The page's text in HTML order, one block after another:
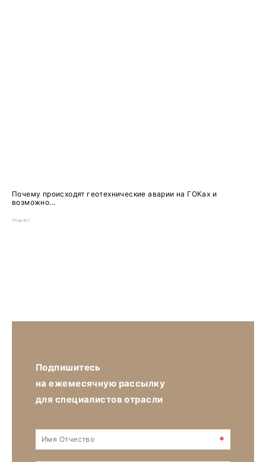
Почему происходят геотехнические аварии на ГОКах и
возможно...
Подкаст
Подпишитесь
на ежемесячную рассылку
для специалистов отрасли
*